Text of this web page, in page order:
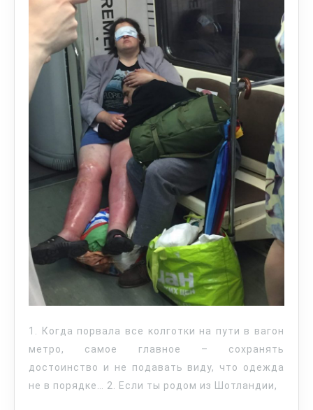
1. Когда порвала все колготки на пути в вагон
метро, самое главное – сохранять
достоинство и не подавать виду, что одежда
не в порядке… 2. Если ты родом из Шотландии,